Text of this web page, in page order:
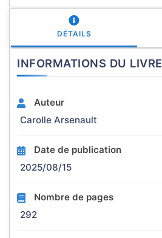
DÉTAILS
INFORMATIONS DU LIVRE
Auteur
Carolle Arsenault
Date de publication
2025/08/15
Nombre de pages
292